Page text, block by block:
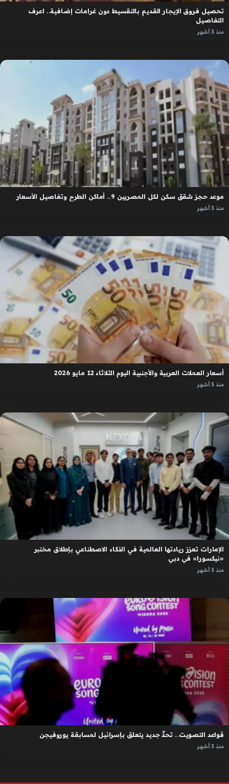
تحصيل فروق الإيجار القديم بالتقسيط دون غرامات إضافية.. اعرف
التفاصيل
منذ 3 أشهر
موعد حجز شقق سكن لكل المصريين 9.. أماكن الطرح وتفاصيل الأسعار
منذ 3 أشهر
أسعار العملات العربية والأجنبية اليوم الثلاثاء 12 مايو 2026
منذ 3 أشهر
الإمارات تعزز ريادتها العالمية في الذكاء الاصطناعي بإطلاق مختبر
«نيكسورا» في دبي
منذ 3 أشهر
قواعد التصويت.. تحدٍّ جديد يتعلق بإسرائيل لمسابقة يوروفيجن
منذ 3 أشهر